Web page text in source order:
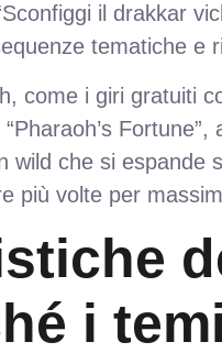
il drakkar
tematiche e
come i giri gratuiti
wild che si
più volte per
i